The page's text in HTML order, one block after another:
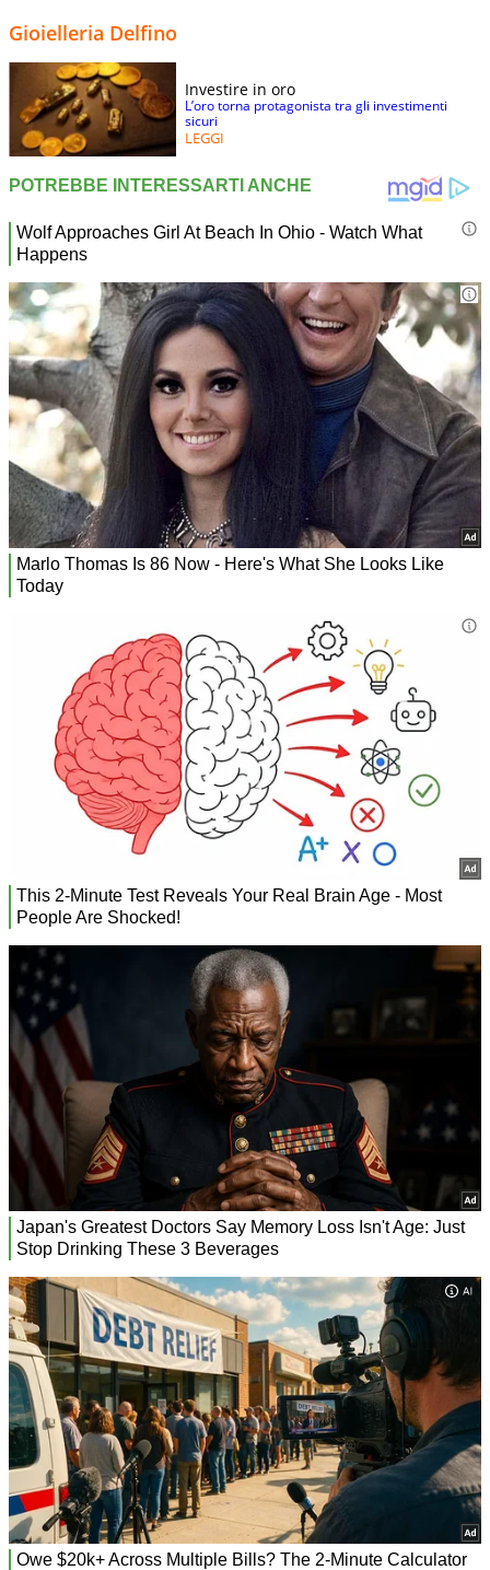
Gioielleria Delfino
Investire in oro
L’oro torna protagonista tra gli investimenti
sicuri
LEGGI